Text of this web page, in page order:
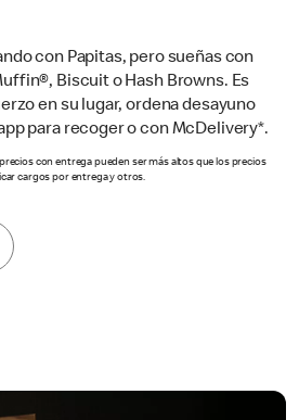
con Papitas, pero sueñas con
Biscuit o Hash Browns. Es
en su lugar, ordena desayuno
para recoger o con McDelivery*.
con entrega pueden ser más altos que los precios
cargos por entrega y otros.